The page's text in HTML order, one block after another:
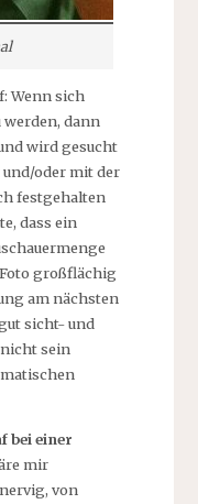
Wenn sich
dann
wird gesucht
oder mit der
festgehalten
dass ein
großflächig
am nächsten
sicht- und
sein
bei einer
mir
von